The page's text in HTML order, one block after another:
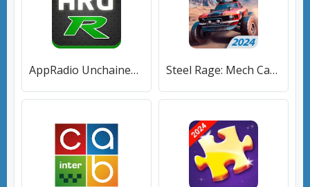
AppRadio Unchained Rootless Steel Rage: Mech Cars PvP War